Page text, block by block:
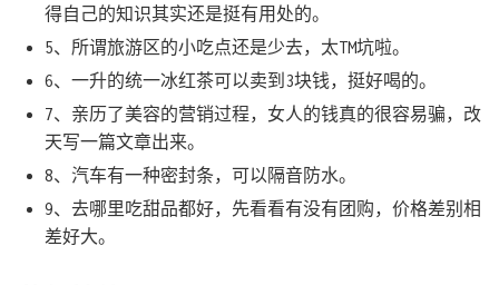
得自己的知识其实还是挺有用处的。
5、所谓旅游区的小吃点还是少去，太TM坑啦。
6、一升的统一冰红茶可以卖到3块钱，挺好喝的。
7、亲历了美容的营销过程，女人的钱真的很容易骗，改
天写一篇文章出来。
8、汽车有一种密封条，可以隔音防水。
9、去哪里吃甜品都好，先看看有没有团购，价格差别相
差好大。